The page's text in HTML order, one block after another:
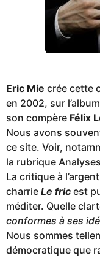
Eric Mie crée cette
en 2002, sur l’album
son compère Félix
Nous avons
ce site. Voir,
la rubrique
La critique à
charrie Le fric est
méditer. Quelle
conformes à ses
Nous sommes
démocratique que